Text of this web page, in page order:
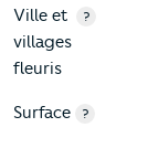
Ville et
villages
fleuris
?
Surface ?